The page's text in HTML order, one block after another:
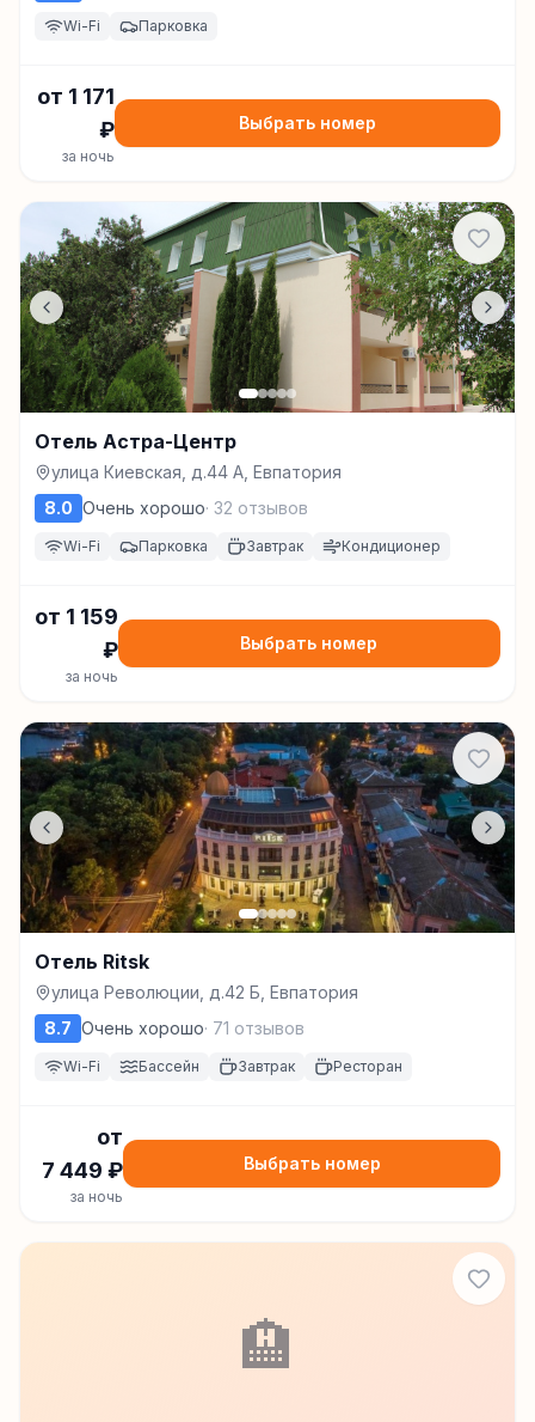
Wi-Fi Парковка
от 1 171
₽
за ночь
Выбрать номер
Отель Астра-Центр
улица Киевская, д.44 А, Евпатория
8.0 Очень хорошо· 32 отзывов
Wi-Fi Парковка Завтрак Кондиционер
от 1 159
₽
за ночь
Выбрать номер
Отель Ritsk
улица Революции, д.42 Б, Евпатория
8.7 Очень хорошо· 71 отзывов
Wi-Fi Бассейн Завтрак Ресторан
от
7 449 ₽
за ночь
Выбрать номер
🏨